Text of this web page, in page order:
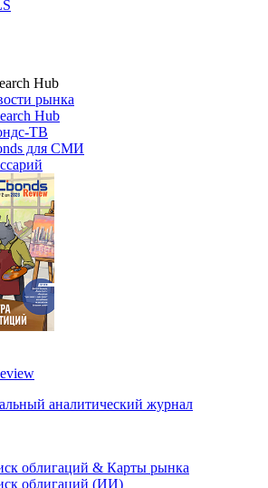
Hub
рынка
Hub
ТВ
для СМИ
аналитический журнал